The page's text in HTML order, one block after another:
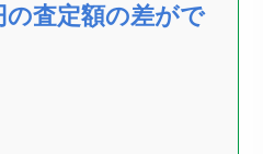
の査定額の差がで